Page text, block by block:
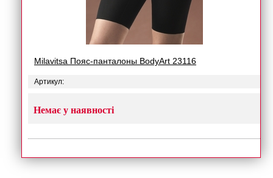
Milavitsa Пояс-панталоны BodyArt 23116
Артикул:
Немає у наявності